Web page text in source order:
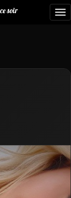
soir